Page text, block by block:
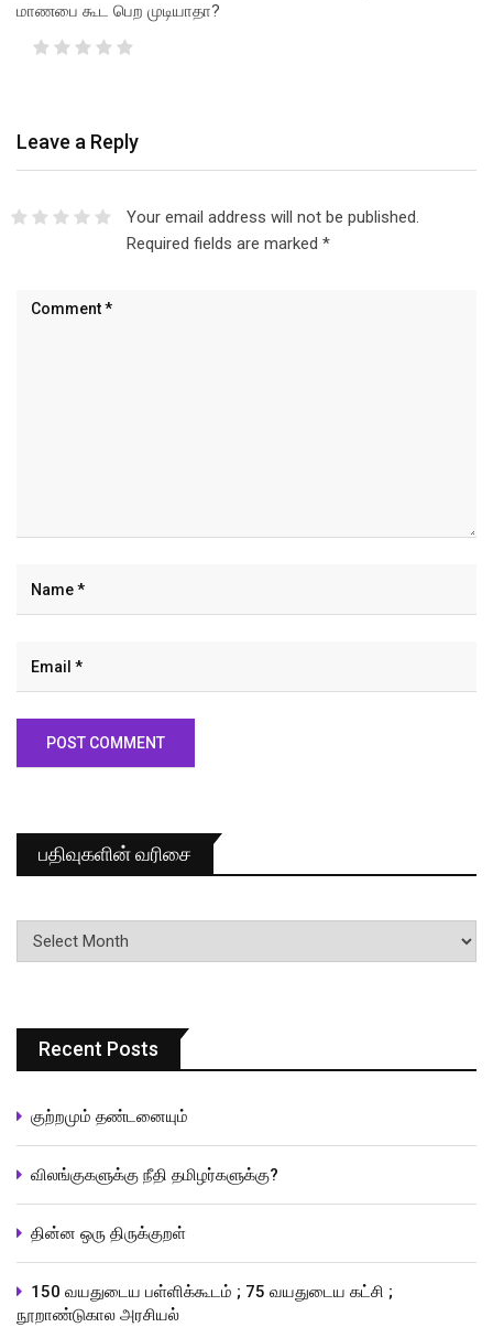
மாணபை கூட பெற முடியாதா?
Leave a Reply
Your email address will not be published.
Required fields are marked *
பதிவுகளின் வரிசை
பதிவுகளின்
வரிசை
Recent Posts
குற்றமும் தண்டனையும்
விலங்குகளுக்கு நீதி தமிழர்களுக்கு?
தின்ன ஒரு திருக்குறள்
150 வயதுடைய பள்ளிக்கூடம் ; 75 வயதுடைய கட்சி ;
நூறாண்டுகால அரசியல்